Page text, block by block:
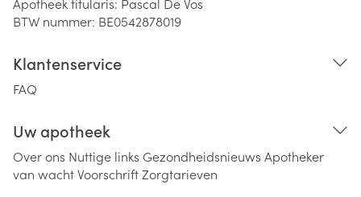
BTW nummer: BE0542878019
Klantenservice
FAQ
Uw apotheek
Over ons Nuttige links Gezondheidsnieuws Apotheker
van wachtVoorschriftZorgtarieven